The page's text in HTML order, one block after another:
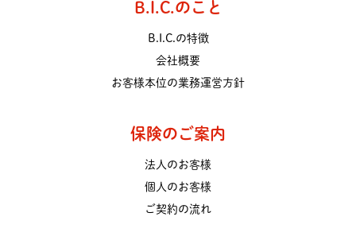
B.I.C.のこと
B.I.C.の特徴
会社概要
お客様本位の業務運営方針
保険のご案内
法人のお客様
個人のお客様
ご契約の流れ